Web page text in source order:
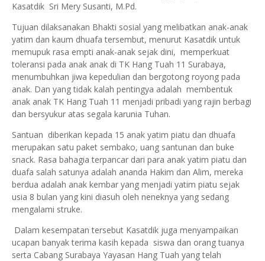
Kasatdik Sri Mery Susanti, M.Pd.
Tujuan dilaksanakan Bhakti sosial yang melibatkan anak-anak
yatim dan kaum dhuafa tersembut, menurut Kasatdik untuk
memupuk rasa empti anak-anak sejak dini, memperkuat
toleransi pada anak anak di TK Hang Tuah 11 Surabaya,
menumbuhkan jiwa kepedulian dan bergotong royong pada
anak. Dan yang tidak kalah pentingya adalah membentuk
anak anak TK Hang Tuah 11 menjadi pribadi yang rajin berbagi
dan bersyukur atas segala karunia Tuhan.
Santuan diberikan kepada 15 anak yatim piatu dan dhuafa
merupakan satu paket sembako, uang santunan dan buke
snack. Rasa bahagia terpancar dari para anak yatim piatu dan
duafa salah satunya adalah ananda Hakim dan Alim, mereka
berdua adalah anak kembar yang menjadi yatim piatu sejak
usia 8 bulan yang kini diasuh oleh neneknya yang sedang
mengalami struke.
Dalam kesempatan tersebut Kasatdik juga menyampaikan
ucapan banyak terima kasih kepada siswa dan orang tuanya
serta Cabang Surabaya Yayasan Hang Tuah yang telah